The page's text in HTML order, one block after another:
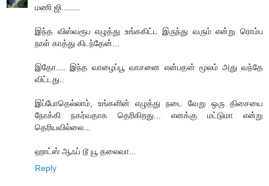
மணி ஜி........
இந்த விஸ்வரூப எழுத்து உங்ககிட்ட இருந்து வரும் என்று ரொம்ப
நாள் காத்து கிடந்தேன்...
இதோ.... இந்த வாழைப்பூ வாசனை என்பதன் மூலம் அது வந்தே
விட்டது..
இப்போதெல்லாம், உங்களின் எழுத்து நடை வேறு ஒரு திசையை
நோக்கி நகர்வதாக தெரிகிறது... எனக்கு மட்டுமா என்று
தெரியவில்லை...
ஹாட்ஸ் ஆஃப் டூ யூ தலைவா...
Reply